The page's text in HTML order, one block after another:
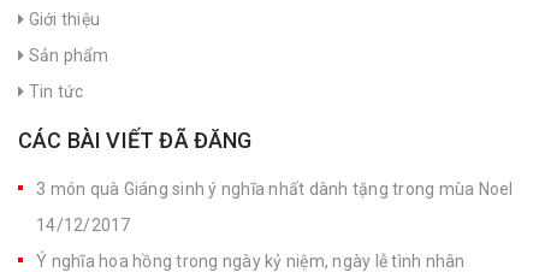
Giới thiệu
Sản phẩm
Tin tức
CÁC BÀI VIẾT ĐÃ ĐĂNG
3 món quà Giáng sinh ý nghĩa nhất dành tặng trong mùa Noel
14/12/2017
Ý nghĩa hoa hồng trong ngày kỷ niệm, ngày lễ tình nhân